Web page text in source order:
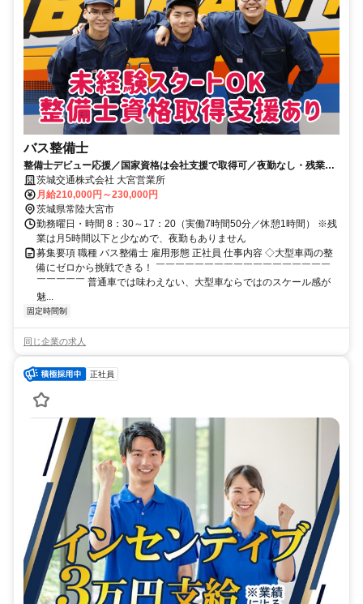
バス整備士
整備士デビュー応援／国家資格は会社支援で取得可／夜勤なし・残業月
5h茨城交通株式会社 大宮営業所
月給210,000円～230,000円
茨城県常陸大宮市
勤務曜日・時間 8：30～17：20（実働7時間50分／休憩1時間） ※残
業は月5時間以下と少なめで、夜勤もありません
募集要項 職種 バス整備士 雇用形態 正社員 仕事内容 ◇大型車両の整
備にゼロから挑戦できる！ ￣￣￣￣￣￣￣￣￣￣￣￣￣￣￣￣￣￣
￣￣￣￣￣ 普通車では味わえない、大型車ならではのスケール感が
魅...
固定時間制
同じ企業の求人
正社員